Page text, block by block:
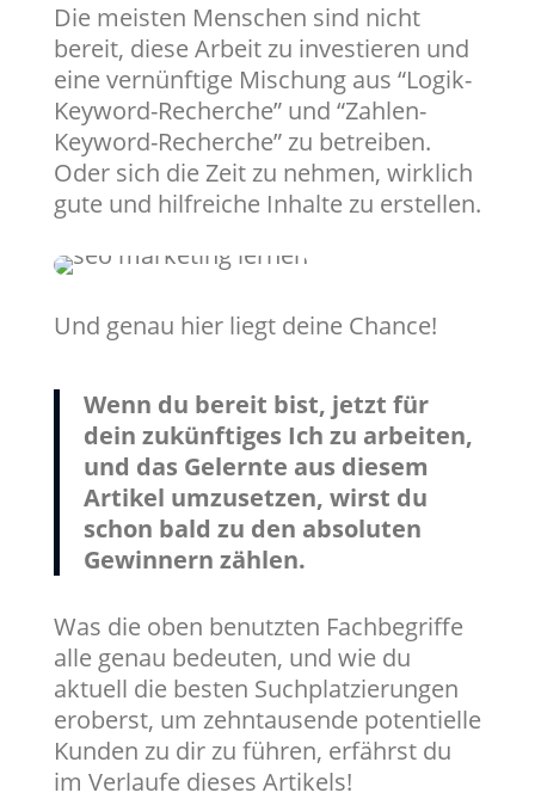
Die meisten Menschen sind nicht
bereit, diese Arbeit zu investieren und
eine vernünftige Mischung aus “Logik-
Keyword-Recherche” und “Zahlen-
Keyword-Recherche” zu betreiben.
Oder sich die Zeit zu nehmen, wirklich
gute und hilfreiche Inhalte zu erstellen.
Und genau hier liegt deine Chance!
Wenn du bereit bist, jetzt für
dein zukünftiges Ich zu arbeiten,
und das Gelernte aus diesem
Artikel umzusetzen, wirst du
schon bald zu den absoluten
Gewinnern zählen.
Was die oben benutzten Fachbegriffe
alle genau bedeuten, und wie du
aktuell die besten Suchplatzierungen
eroberst, um zehntausende potentielle
Kunden zu dir zu führen, erfährst du
im Verlaufe dieses Artikels!